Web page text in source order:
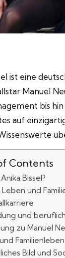
ist eine
Manuel
bis
auf
Contents
Bissel?
und
und
zu Manuel
Familienleben
Bild und